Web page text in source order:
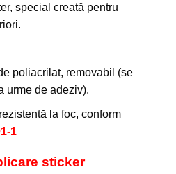
special creată pentru
poliacrilat, removabil (se
urme de adeziv).
la foc, conform
1
sticker